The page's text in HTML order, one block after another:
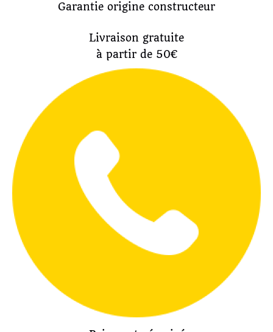
Garantie origine constructeur
Livraison gratuite
à partir de 50€